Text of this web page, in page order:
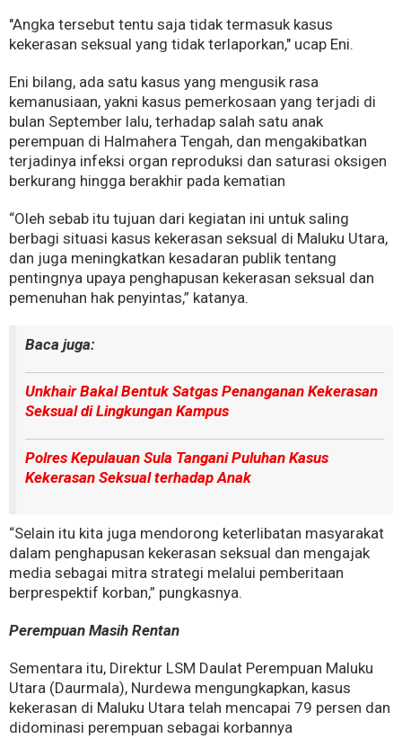
"Angka tersebut tentu saja tidak termasuk kasus
kekerasan seksual yang tidak terlaporkan," ucap Eni.
Eni bilang, ada satu kasus yang mengusik rasa
kemanusiaan, yakni kasus pemerkosaan yang terjadi di
bulan September lalu, terhadap salah satu anak
perempuan di Halmahera Tengah, dan mengakibatkan
terjadinya infeksi organ reproduksi dan saturasi oksigen
berkurang hingga berakhir pada kematian
“Oleh sebab itu tujuan dari kegiatan ini untuk saling
berbagi situasi kasus kekerasan seksual di Maluku Utara,
dan juga meningkatkan kesadaran publik tentang
pentingnya upaya penghapusan kekerasan seksual dan
pemenuhan hak penyintas,” katanya.
Baca juga:
Unkhair Bakal Bentuk Satgas Penanganan Kekerasan
Seksual di Lingkungan Kampus
Polres Kepulauan Sula Tangani Puluhan Kasus
Kekerasan Seksual terhadap Anak
“Selain itu kita juga mendorong keterlibatan masyarakat
dalam penghapusan kekerasan seksual dan mengajak
media sebagai mitra strategi melalui pemberitaan
berprespektif korban,” pungkasnya.
Perempuan Masih Rentan
Sementara itu, Direktur LSM Daulat Perempuan Maluku
Utara (Daurmala), Nurdewa mengungkapkan, kasus
kekerasan di Maluku Utara telah mencapai 79 persen dan
didominasi perempuan sebagai korbannya